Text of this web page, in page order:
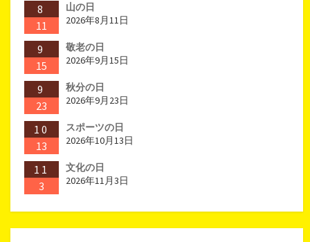
8
11
山の日
2026年8月11日
9
15
敬老の日
2026年9月15日
9
23
秋分の日
2026年9月23日
10
13
スポーツの日
2026年10月13日
11
3
文化の日
2026年11月3日